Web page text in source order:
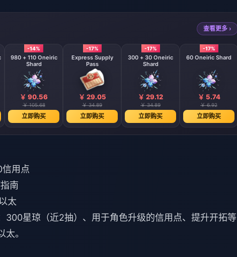
查看更多 ›
-14%
980 + 110 Oneiric
Shard
￥ 90.56
￥ 105.68
立即购买
-17%
Express Supply
Pass
￥ 29.05
￥ 34.89
立即购买
-17%
300 + 30 Oneiric
Shard
￥ 29.12
￥ 34.89
立即购买
-17%
60 Oneiric Shard
￥ 5.74
￥ 6.92
立即购买
用点
南
太
300星琼（近2抽）、用于角色升级的信用点、提升开拓等
。